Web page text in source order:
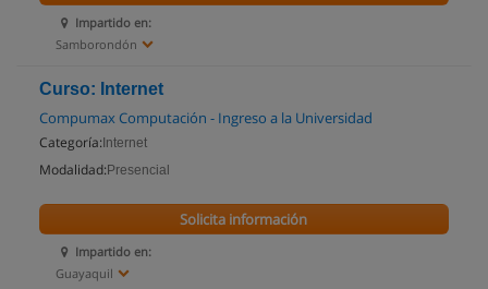
Impartido en:
Samborondón
Curso: Internet
Compumax Computación - Ingreso a la Universidad
Categoría: Internet
Modalidad: Presencial
Impartido en:
Guayaquil
Solicita información